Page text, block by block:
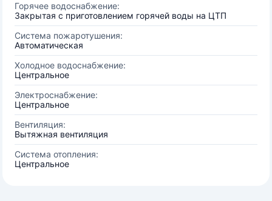
Горячее водоснабжение:
Закрытая с приготовлением горячей воды на ЦТП
Система пожаротушения:
Автоматическая
Холодное водоснабжение:
Центральное
Электроснабжение:
Центральное
Вентиляция:
Вытяжная вентиляция
Система отопления:
Центральное